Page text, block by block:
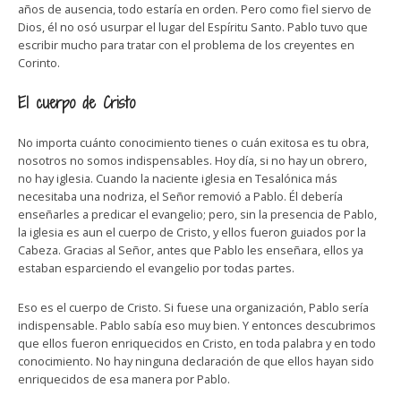
años de ausencia, todo estaría en orden. Pero como fiel siervo de
Dios, él no osó usurpar el lugar del Espíritu Santo. Pablo tuvo que
escribir mucho para tratar con el problema de los creyentes en
Corinto.
El cuerpo de Cristo
No importa cuánto conocimiento tienes o cuán exitosa es tu obra,
nosotros no somos indispensables. Hoy día, si no hay un obrero,
no hay iglesia. Cuando la naciente iglesia en Tesalónica más
necesitaba una nodriza, el Señor removió a Pablo. Él debería
enseñarles a predicar el evangelio; pero, sin la presencia de Pablo,
la iglesia es aun el cuerpo de Cristo, y ellos fueron guiados por la
Cabeza. Gracias al Señor, antes que Pablo les enseñara, ellos ya
estaban esparciendo el evangelio por todas partes.
Eso es el cuerpo de Cristo. Si fuese una organización, Pablo sería
indispensable. Pablo sabía eso muy bien. Y entonces descubrimos
que ellos fueron enriquecidos en Cristo, en toda palabra y en todo
conocimiento. No hay ninguna declaración de que ellos hayan sido
enriquecidos de esa manera por Pablo.